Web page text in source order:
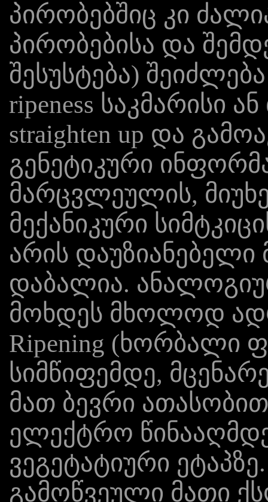
პირობებშიც კი
პირობებისა და
შესუსტება)
ripeness საკმარისი
straighten up და
გენეტიკური
მარცვლეულის,
მექანიკური
არის
დაბალია.
მოხდეს მხოლოდ
Ripening (ხორბალი
სიმწიფემდე,
მათ ბევრი
ელექტრო
ვეგეტატიური
გამოწვეული მათი